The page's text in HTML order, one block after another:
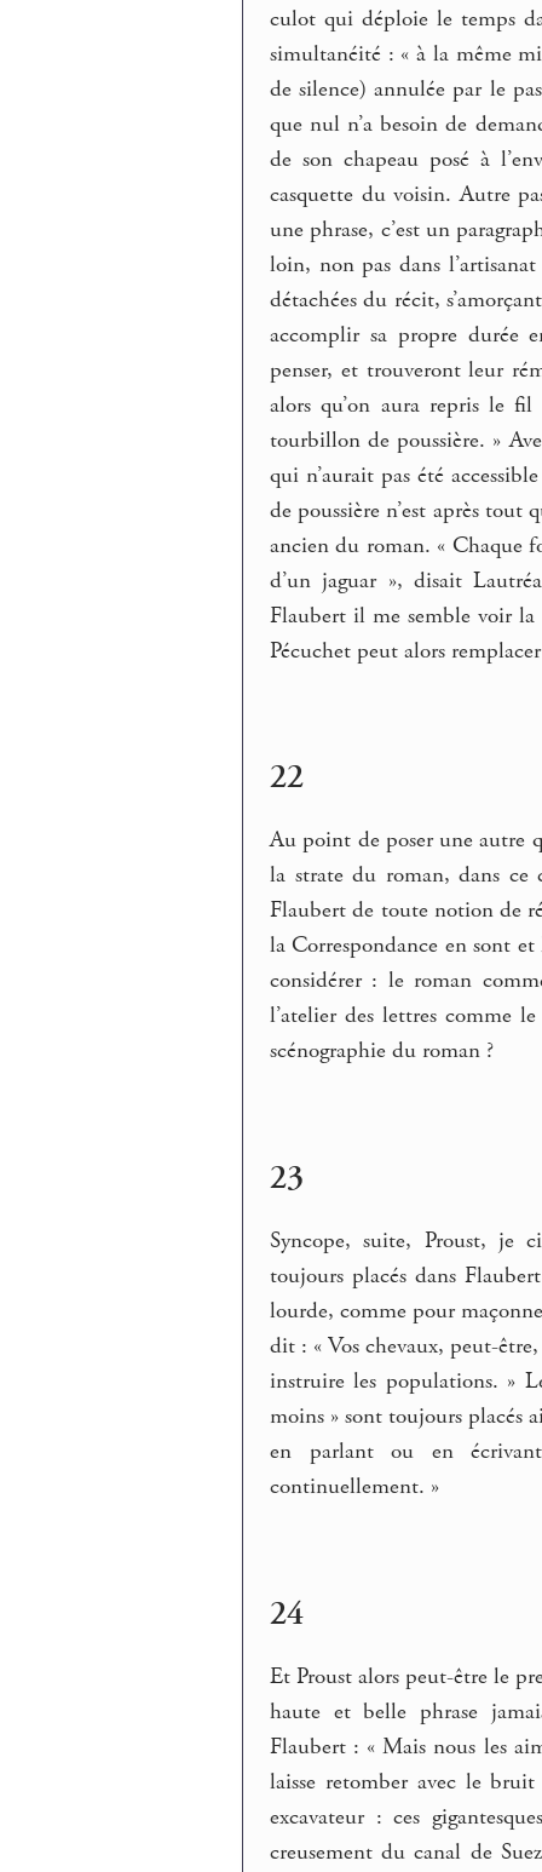
culot qui déploie le temps
simultanéité : « à la même
de silence) annulée par le
que nul n’a besoin de
de son chapeau posé à
casquette du voisin. Autre
une phrase, c’est un
loin, non pas dans
détachées du récit,
accomplir sa propre durée
penser, et trouveront leur
alors qu’on aura repris le
tourbillon de poussière. »
qui n’aurait pas été
de poussière n’est après
ancien du roman. « Chaque
d’un jaguar », disait
Flaubert il me semble voir la
Pécuchet peut alors
22
Au point de poser une autre
la strate du roman, dans ce
Flaubert de toute notion de
la Correspondance en sont
considérer : le roman
l’atelier des lettres comme
scénographie du roman ?
23
Syncope, suite, Proust, je
toujours placés dans
lourde, comme pour
dit : « Vos chevaux, peut-
instruire les populations. »
moins » sont toujours placés
en parlant ou en
continuellement. »
24
Et Proust alors peut-être le
haute et belle phrase
Flaubert : « Mais nous les
laisse retomber avec le
excavateur : ces
creusement du canal de